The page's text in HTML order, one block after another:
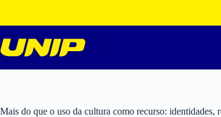
o
conteúdo
Mais do que o uso da cultura como recurso: identidades,